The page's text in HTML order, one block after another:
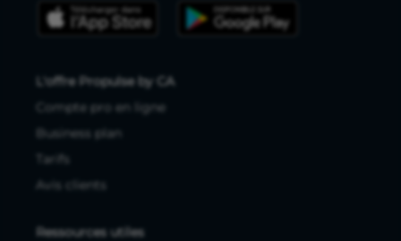
L'offre Propulse by CA
Compte pro en ligne
Business plan
Tarifs
Avis clients
Ressources utiles